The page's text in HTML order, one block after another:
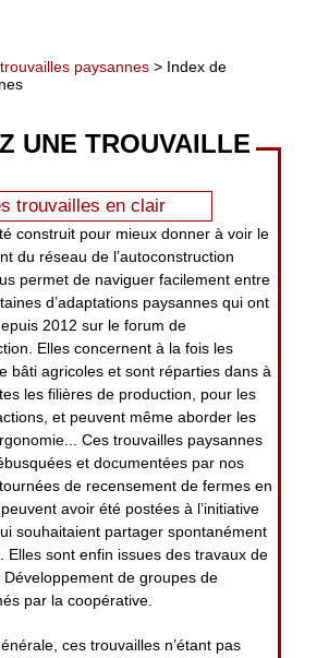
paysannes > Index de
UNE TROUVAILLE
trouvailles en clair
construit pour mieux donner à voir le
du réseau de l’autoconstruction
permet de naviguer facilement entre
d’adaptations paysannes qui ont
2012 sur le forum de
Elles concernent à la fois les
bâti agricoles et sont réparties dans à
les filières de production, pour les
et peuvent même aborder les
Ces trouvailles paysannes
et documentées par nos
de recensement de fermes en
avoir été postées à l’initiative
souhaitaient partager spontanément
Elles sont enfin issues des travaux de
Développement de groupes de
par la coopérative.
ces trouvailles n’étant pas